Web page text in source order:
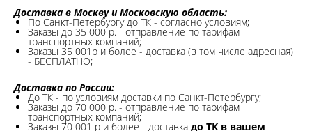
Доставка в Москву и Московскую область:
По Санкт-Петербургу до ТК - согласно условиям;
Заказы до 35 000 р. - отправление по тарифам
транспортных компаний;
Заказы 35 001р и более - доставка (в том числе адресная)
- БЕСПЛАТНО;
Доставка по России:
До ТК - по условиям доставки по Санкт-Петербургу;
Заказы до 70 000 р. - отправление по тарифам
транспортных компаний;
Заказы 70 001 р и более - доставка до ТК в вашем